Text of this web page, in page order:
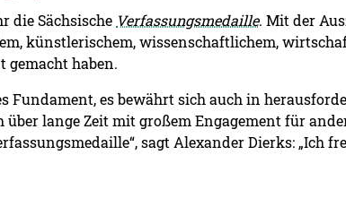
die Sächsische Verfassungsmedaille. Mit der
künstlerischem, wissenschaftlichem,
gemacht haben.
Fundament, es bewährt sich auch in
lange Zeit mit großem Engagement für
sagt Alexander Dierks: „Ich